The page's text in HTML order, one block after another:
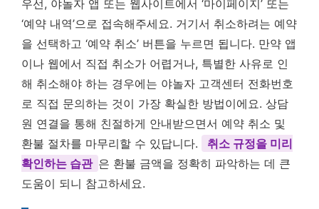
우선, 야놀자 앱 또는 웹사이트에서 ‘마이페이지’ 또는
‘예약 내역’으로 접속해주세요. 거기서 취소하려는 예약
을 선택하고 ‘예약 취소’ 버튼을 누르면 됩니다. 만약 앱
이나 웹에서 직접 취소가 어렵거나, 특별한 사유로 인
해 취소해야 하는 경우에는 야놀자 고객센터 전화번호
로 직접 문의하는 것이 가장 확실한 방법이에요. 상담
원 연결을 통해 친절하게 안내받으면서 예약 취소 및
환불 절차를 마무리할 수 있답니다.
취소 규정을 미리
확인하는 습관 은 환불 금액을 정확히 파악하는 데 큰
도움이 되니 참고하세요.